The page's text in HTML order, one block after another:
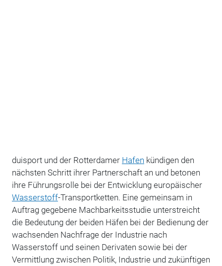
duisport und der Rotterdamer Hafen kündigen den
nächsten Schritt ihrer Partnerschaft an und betonen
ihre Führungsrolle bei der Entwicklung europäischer
Wasserstoff-Transportketten. Eine gemeinsam in
Auftrag gegebene Machbarkeitsstudie unterstreicht
die Bedeutung der beiden Häfen bei der Bedienung der
wachsenden Nachfrage der Industrie nach
Wasserstoff und seinen Derivaten sowie bei der
Vermittlung zwischen Politik, Industrie und zukünftigen